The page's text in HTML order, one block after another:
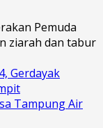
Pemuda
ziarah dan tabur
Gerdayak
Tampung Air